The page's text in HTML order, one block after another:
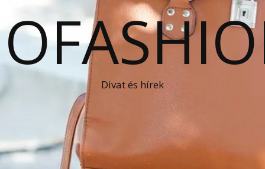
Divat és hírek